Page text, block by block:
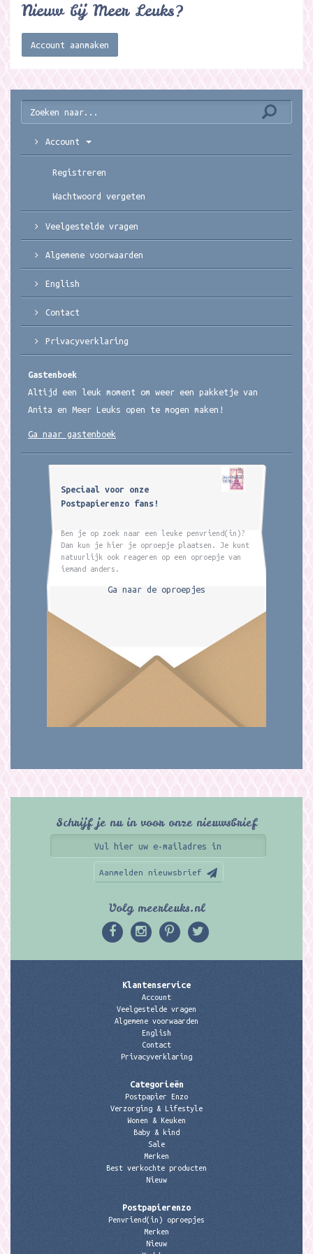
Nieuw bij Meer Leuks?
Account aanmaken
Account
Registreren
Wachtwoord vergeten
Veelgestelde vragen
Algemene voorwaarden
English
Contact
Privacyverklaring
Gastenboek
Altijd een leuk moment om weer een pakketje van
Anita en Meer Leuks open te mogen maken!
Ga naar gastenboek
Speciaal voor onze
Postpapierenzo fans!
Ben je op zoek naar een leuke penvriend(in)?
Dan kun je hier je oproepje plaatsen. Je kunt
natuurlijk ook reageren op een oproepje van
iemand anders.
Ga naar de oproepjes
Schrijf je nu in voor onze nieuwsbrief
Aanmelden nieuwsbrief
Volg meerleuks.nl
Klantenservice
Account
Veelgestelde vragen
Algemene voorwaarden
English
Contact
Privacyverklaring
Categorieën
Postpapier Enzo
Verzorging & Lifestyle
Wonen & Keuken
Baby & kind
Sale
Merken
Best verkochte producten
Nieuw
Postpapierenzo
Penvriend(in) oproepjes
Merken
Nieuw